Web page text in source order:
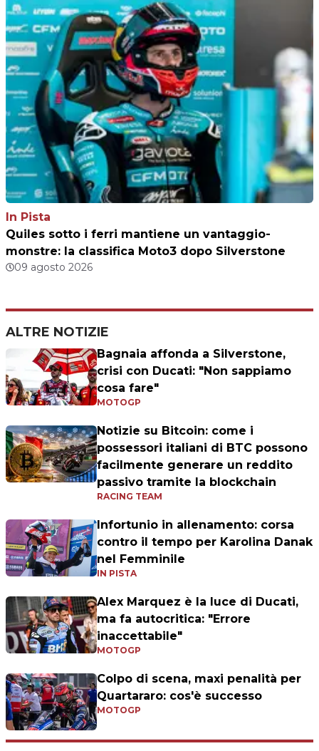
In Pista
Quiles sotto i ferri mantiene un vantaggio-
monstre: la classifica Moto3 dopo Silverstone
09 agosto 2026
ALTRE NOTIZIE
Bagnaia affonda a Silverstone,
crisi con Ducati: "Non sappiamo
cosa fare"
MOTOGP
Notizie su Bitcoin: come i
possessori italiani di BTC possono
facilmente generare un reddito
passivo tramite la blockchain
RACING TEAM
Infortunio in allenamento: corsa
contro il tempo per Karolina Danak
nel Femminile
IN PISTA
Alex Marquez è la luce di Ducati,
ma fa autocritica: "Errore
inaccettabile"
MOTOGP
Colpo di scena, maxi penalità per
Quartararo: cos'è successo
MOTOGP